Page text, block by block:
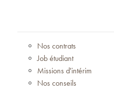
Nos contrats
Job étudiant
Missions d'intérim
Nos conseils